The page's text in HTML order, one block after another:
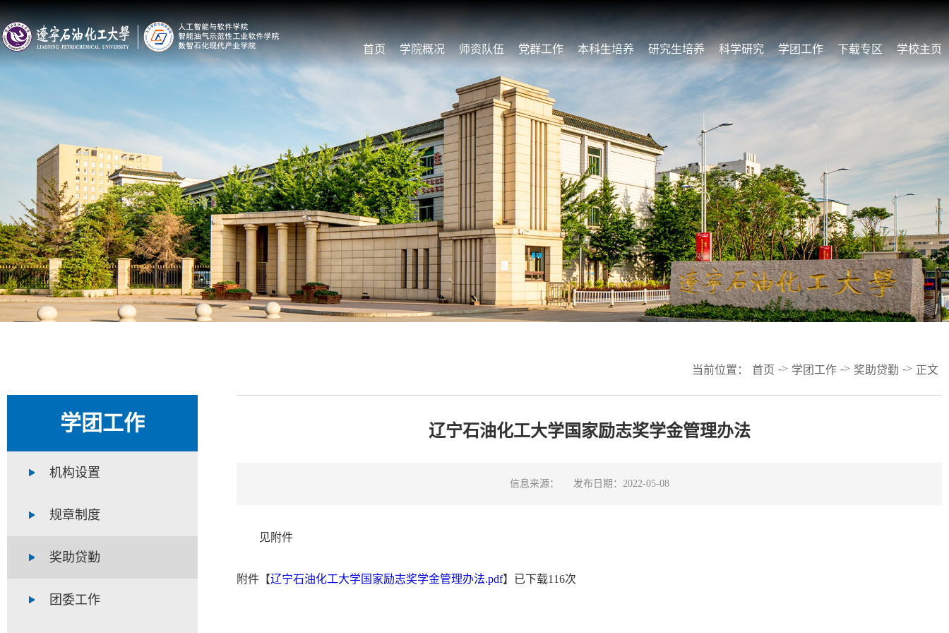
首页 学院概况 师资队伍 党群工作 本科生培养 研究生培养 科学研究 学团工作 下载专区 学校主页
当前位置： 首页 -> 学团工作 -> 奖助贷勤 -> 正文
学团工作
机构设置
规章制度
奖助贷勤
团委工作
辽宁石油化工大学国家励志奖学金管理办法
信息来源： 发布日期：2022-05-08
见附件
附件【辽宁石油化工大学国家励志奖学金管理办法.pdf】已下载116次